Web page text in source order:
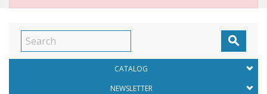

CATALOG
NEWSLETTER